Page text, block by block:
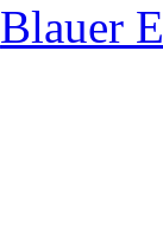
Blauer